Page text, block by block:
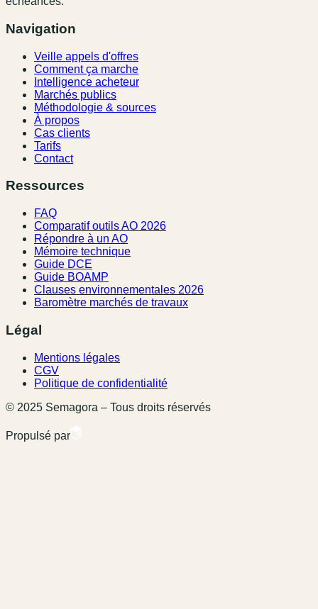
Navigation
Veille appels d'offres
Comment ça marche
Intelligence acheteur
Marchés publics
Méthodologie & sources
À propos
Cas clients
Tarifs
Contact
Ressources
FAQ
Comparatif outils AO 2026
Répondre à un AO
Mémoire technique
Guide DCE
Guide BOAMP
Clauses environnementales 2026
Baromètre marchés de travaux
Légal
Mentions légales
CGV
Politique de confidentialité
© 2025 Semagora – Tous droits réservés
Propulsé par